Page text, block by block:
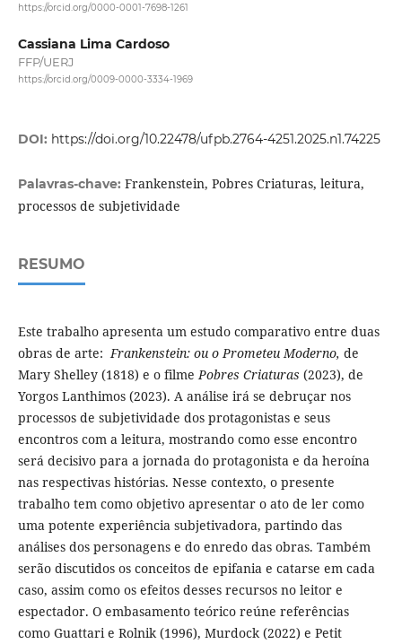
https://orcid.org/0000-0001-7698-1261
Cassiana Lima Cardoso
FFP/UERJ
https://orcid.org/0009-0000-3334-1969
DOI: https://doi.org/10.22478/ufpb.2764-4251.2025.n1.74225
Palavras-chave: Frankenstein, Pobres Criaturas, leitura,
processos de subjetividade
RESUMO
Este trabalho apresenta um estudo comparativo entre duas
obras de arte: Frankenstein: ou o Prometeu Moderno, de
Mary Shelley (1818) e o filme Pobres Criaturas (2023), de
Yorgos Lanthimos (2023). A análise irá se debruçar nos
processos de subjetividade dos protagonistas e seus
encontros com a leitura, mostrando como esse encontro
será decisivo para a jornada do protagonista e da heroína
nas respectivas histórias. Nesse contexto, o presente
trabalho tem como objetivo apresentar o ato de ler como
uma potente experiência subjetivadora, partindo das
análises dos personagens e do enredo das obras. Também
serão discutidos os conceitos de epifania e catarse em cada
caso, assim como os efeitos desses recursos no leitor e
espectador. O embasamento teórico reúne referências
como Guattari e Rolnik (1996), Murdock (2022) e Petit